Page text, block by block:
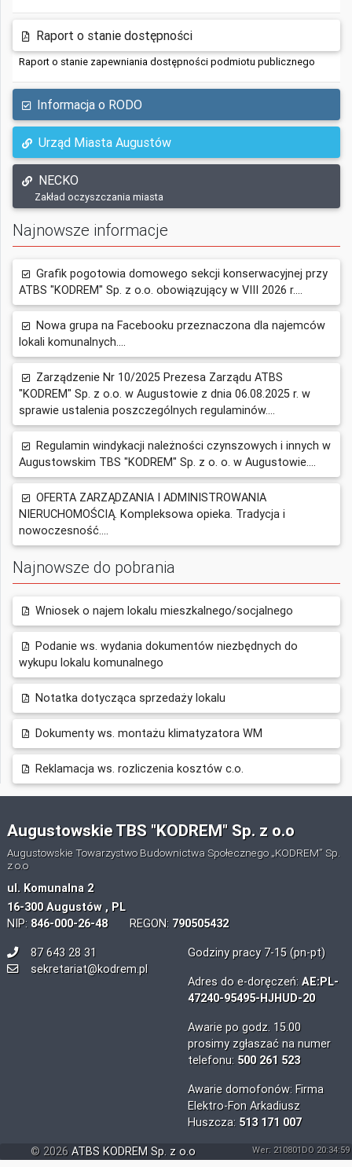
Raport o stanie dostępności
Raport o stanie zapewniania dostępności podmiotu publicznego
Informacja o RODO
Urząd Miasta Augustów
NECKO
Zakład oczyszczania miasta
Najnowsze informacje
Grafik pogotowia domowego sekcji konserwacyjnej przy
ATBS "KODREM" Sp. z o.o. obowiązujący w VIII 2026 r....
Nowa grupa na Facebooku przeznaczona dla najemców
lokali komunalnych....
Zarządzenie Nr 10/2025 Prezesa Zarządu ATBS
"KODREM" Sp. z o.o. w Augustowie z dnia 06.08.2025 r. w
sprawie ustalenia poszczególnych regulaminów....
Regulamin windykacji należności czynszowych i innych w
Augustowskim TBS "KODREM" Sp. z o. o. w Augustowie....
OFERTA ZARZĄDZANIA I ADMINISTROWANIA
NIERUCHOMOŚCIĄ. Kompleksowa opieka. Tradycja i
nowoczesność....
Najnowsze do pobrania
Wniosek o najem lokalu mieszkalnego/socjalnego
Podanie ws. wydania dokumentów niezbędnych do
wykupu lokalu komunalnego
Notatka dotycząca sprzedaży lokalu
Dokumenty ws. montażu klimatyzatora WM
Reklamacja ws. rozliczenia kosztów c.o.
Augustowskie TBS "KODREM" Sp. z o.o
Augustowskie Towarzystwo Budownictwa Społecznego „KODREM” Sp.
z o.o
ul. Komunalna 2
16-300 Augustów , PL
NIP: 846-000-26-48REGON: 790505432
87 643 28 31
sekretariat@kodrem.pl
Godziny pracy 7-15 (pn-pt)
Adres do e-doręczeń: AE:PL-
47240-95495-HJHUD-20
Awarie po godz. 15.00
prosimy zgłaszać na numer
telefonu: 500 261 523
Awarie domofonów: Firma
Elektro-Fon Arkadiusz
Huszcza: 513 171 007
© 2026ATBS KODREM Sp. z o.o Wer: 210801DO 20:34:59